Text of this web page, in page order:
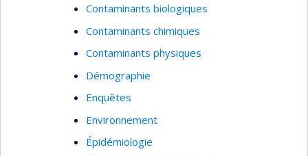
Contaminants biologiques
Contaminants chimiques
Contaminants physiques
Démographie
Enquêtes
Environnement
Épidémiologie